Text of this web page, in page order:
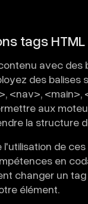
tags HTML
avec des
des balises
<nav>, <main>,
aux
la structure
de
en
changer un
élément.